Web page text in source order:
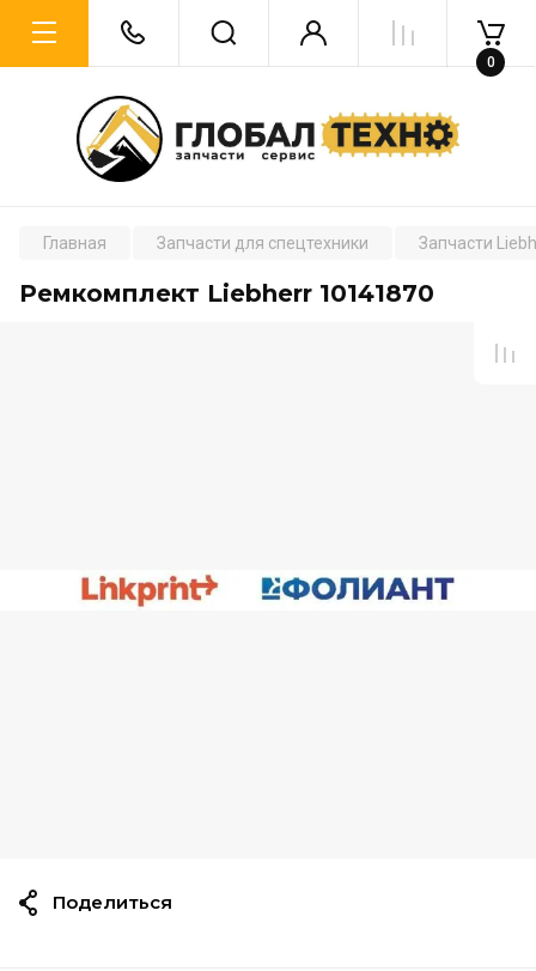
0
Главная Запчасти для спецтехники Запчасти
Ремкомплект Liebherr 10141870
Поделиться